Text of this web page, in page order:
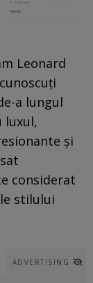
Leonard
a lungul
luxul,
și
considerat
stilului
ADVERTISING